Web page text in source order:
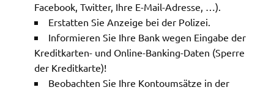
Facebook, Twitter, Ihre E-Mail-Adresse, …).
Erstatten Sie Anzeige bei der Polizei.
Informieren Sie Ihre Bank wegen Eingabe der
Kreditkarten- und Online-Banking-Daten (Sperre
der Kreditkarte)!
Beobachten Sie Ihre Kontoumsätze in der